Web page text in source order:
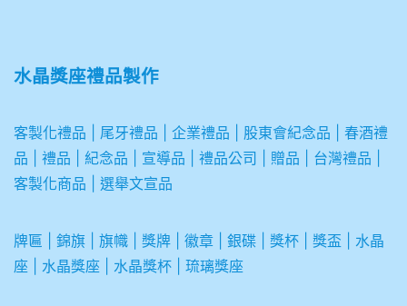
水晶獎座禮品製作
客製化禮品 尾牙禮品 企業禮品 股東會紀念品
春酒禮
品
禮品 紀念品 宣導品 禮品公司 贈品 台灣禮品
客製化商品
選舉文宣品
牌匾 錦旗 旗幟 獎牌 徽章 銀碟 獎杯 獎盃
水晶
座
水晶獎座 水晶獎杯 琉璃獎座